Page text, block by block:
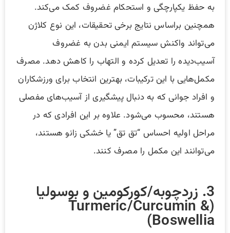
به حفظ یکپارچگی و استحکام غضروف کمک می‌کند.
همچنین براساس نتایج برخی تحقیقات، این نوع کلاژن
می‌تواند واکنش سیستم ایمنی بدن به غضروف
آسیب‌دیده را تعدیل کرده و التهاب را کاهش دهد. مصرف
مکمل‌هایی با این ترکیبات، بهترین انتخاب برای ورزشکاران
و افراد جوانی که به دنبال پیشگیری از آسیب‌های مفصلی
هستند، محسوب می‌شود. علاوه بر این افرادی که در
مراحل اولیه احساس “تق تق” یا خشکی زانو هستند،
می‌توانند این مکمل را مصرف کنند.
3. زردچوبه/کورکومین و بوسولیا
(Turmeric/Curcumin &
Boswellia)